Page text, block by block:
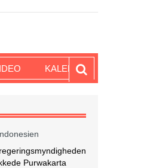
KALENDER
Purwakarta